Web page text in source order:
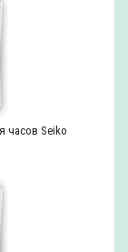
часов Seiko